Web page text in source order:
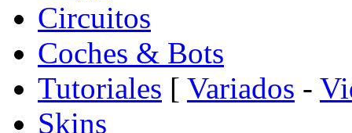
Circuitos
Coches & Bots
Tutoriales [ Variados -
Skins